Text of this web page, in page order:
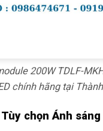
200W TDLF-
chính hãng tại
chọn Ánh